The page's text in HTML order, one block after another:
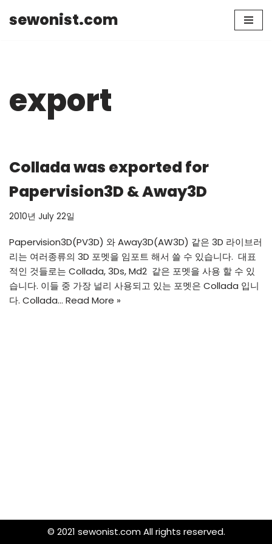
sewonist.com
export
Collada was exported for
Papervision3D & Away3D
2010년 July 22일
Papervision3D(PV3D) 와 Away3D(AW3D) 같은 3D 라이브러
리는 여러종류의 3D 포멧을 임포트 해서 쓸 수 있습니다. 대표
적인 것들로는 Collada, 3Ds, Md2 같은 포멧을 사용 할 수 있
습니다. 이들 중 가장 널리 사용되고 있는 포멧은 Collada 입니
다. Collada… Read More »
© 2021 sewonist.com All rights reserved.